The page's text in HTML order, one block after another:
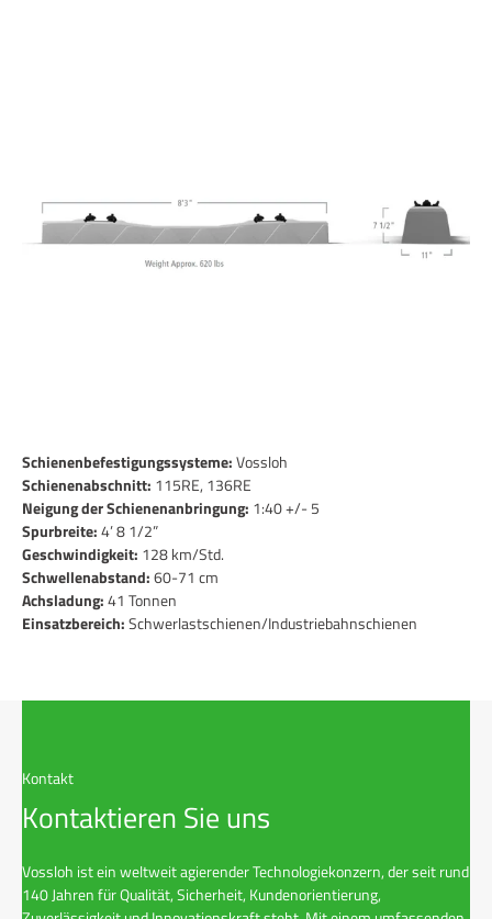
Schienenbefestigungssysteme:Vossloh
Schienenabschnitt: 115RE, 136RE
Neigung der Schienenanbringung: 1:40 +/- 5
Spurbreite:4’ 8 1/2”
Geschwindigkeit: 128 km/Std.
Schwellenabstand:60-71 cm
Achsladung:41 Tonnen
Einsatzbereich:Schwerlastschienen/Industriebahnschienen
Kontakt
Kontaktieren Sie uns
Vossloh ist ein weltweit agierender Technologiekonzern, der seit rund
140 Jahren für Qualität, Sicherheit, Kundenorientierung,